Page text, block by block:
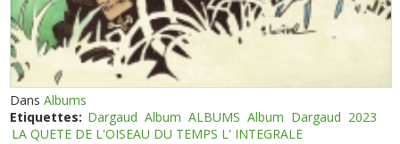
DansAlbums
Etiquettes: Dargaud Album ALBUMS Album Dargaud 2023
LA QUETE DE L'OISEAU DU TEMPS L' INTEGRALE